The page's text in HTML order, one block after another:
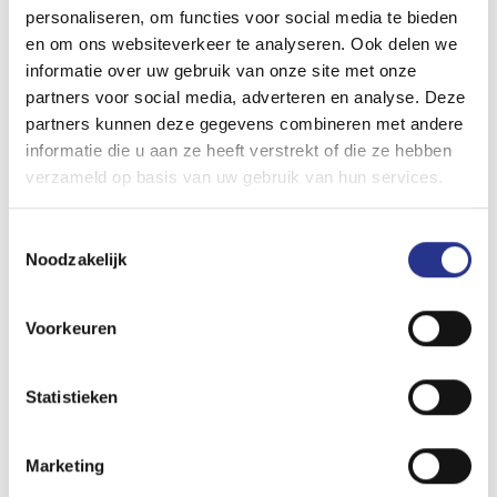
personaliseren, om functies voor social media te bieden
en om ons websiteverkeer te analyseren. Ook delen we
informatie over uw gebruik van onze site met onze
partners voor social media, adverteren en analyse. Deze
partners kunnen deze gegevens combineren met andere
informatie die u aan ze heeft verstrekt of die ze hebben
verzameld op basis van uw gebruik van hun services.
Noodzakelijk
Voorkeuren
Statistieken
Marketing
Dingetje om rekening mee te
houden
Ik wil de handdoek in de ring gooien, maar de rijder van
een van de andere elektrische auto’s stopt het laden. Dus
nog maar een keer proberen. En ja, het laadstation start nu
denk ik dan. Ook merkwaardig dat er laadplekken bestaan
snelheid kunt laden. Een broodjes kaas en een kwartier
verder heeft de Renault ZOE 15% capaciteit erbij en
Binnenkort update 4. Stay tuned!